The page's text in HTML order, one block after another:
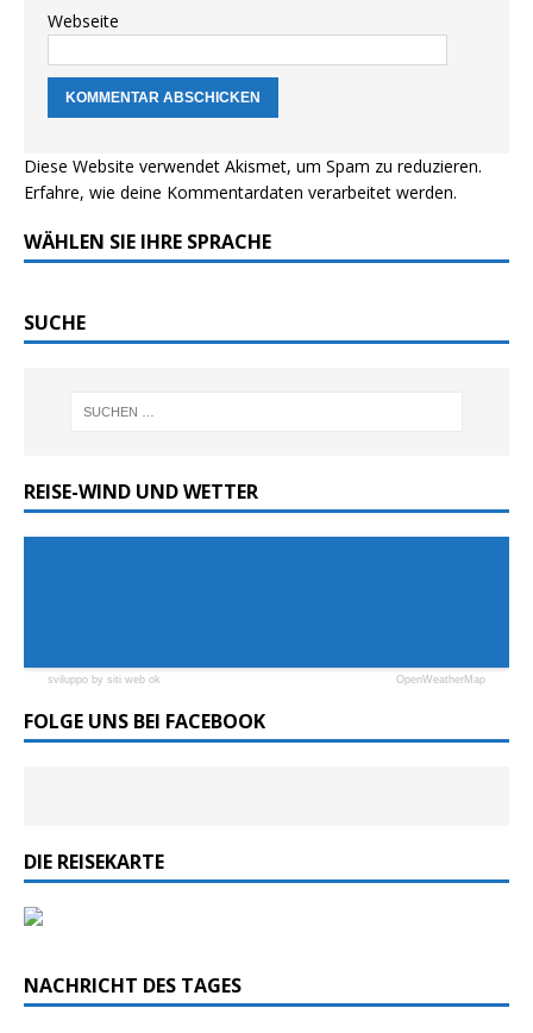
Webseite
Diese Website verwendet Akismet, um Spam zu reduzieren.
Erfahre, wie deine Kommentardaten verarbeitet werden.
WÄHLEN SIE IHRE SPRACHE
SUCHE
REISE-WIND UND WETTER
sviluppo by siti web ok OpenWeatherMap
FOLGE UNS BEI FACEBOOK
DIE REISEKARTE
NACHRICHT DES TAGES